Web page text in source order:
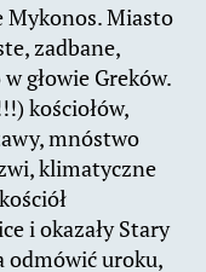
Mykonos. Miasto
zadbane,
głowie Greków.
kościołów,
mnóstwo
klimatyczne
i okazały Stary
odmówić uroku,